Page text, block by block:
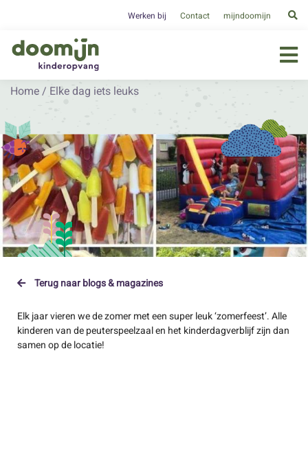
Werken bij Contact mijndoomijn
Home / Elke dag iets leuks
Terug naar blogs & magazines
Elk jaar vieren we de zomer met een super leuk ‘zomerfeest’. Alle
kinderen van de peuterspeelzaal en het kinderdagverblijf zijn dan
samen op de locatie!